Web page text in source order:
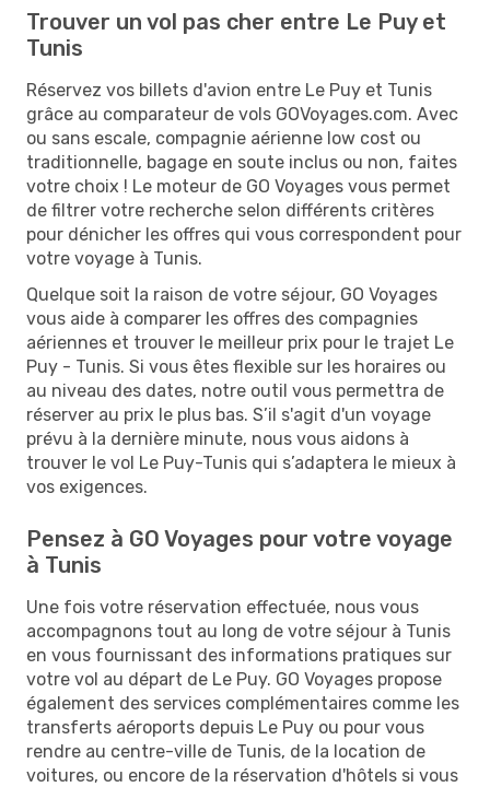
Trouver un vol pas cher entre Le Puy et
Tunis
Réservez vos billets d'avion entre Le Puy et Tunis
grâce au comparateur de vols GOVoyages.com. Avec
ou sans escale, compagnie aérienne low cost ou
traditionnelle, bagage en soute inclus ou non, faites
votre choix ! Le moteur de GO Voyages vous permet
de filtrer votre recherche selon différents critères
pour dénicher les offres qui vous correspondent pour
votre voyage à Tunis.
Quelque soit la raison de votre séjour, GO Voyages
vous aide à comparer les offres des compagnies
aériennes et trouver le meilleur prix pour le trajet Le
Puy - Tunis. Si vous êtes flexible sur les horaires ou
au niveau des dates, notre outil vous permettra de
réserver au prix le plus bas. S’il s'agit d'un voyage
prévu à la dernière minute, nous vous aidons à
trouver le vol Le Puy-Tunis qui s’adaptera le mieux à
vos exigences.
Pensez à GO Voyages pour votre voyage
à Tunis
Une fois votre réservation effectuée, nous vous
accompagnons tout au long de votre séjour à Tunis
en vous fournissant des informations pratiques sur
votre vol au départ de Le Puy. GO Voyages propose
également des services complémentaires comme les
transferts aéroports depuis Le Puy ou pour vous
rendre au centre-ville de Tunis, de la location de
voitures, ou encore de la réservation d'hôtels si vous